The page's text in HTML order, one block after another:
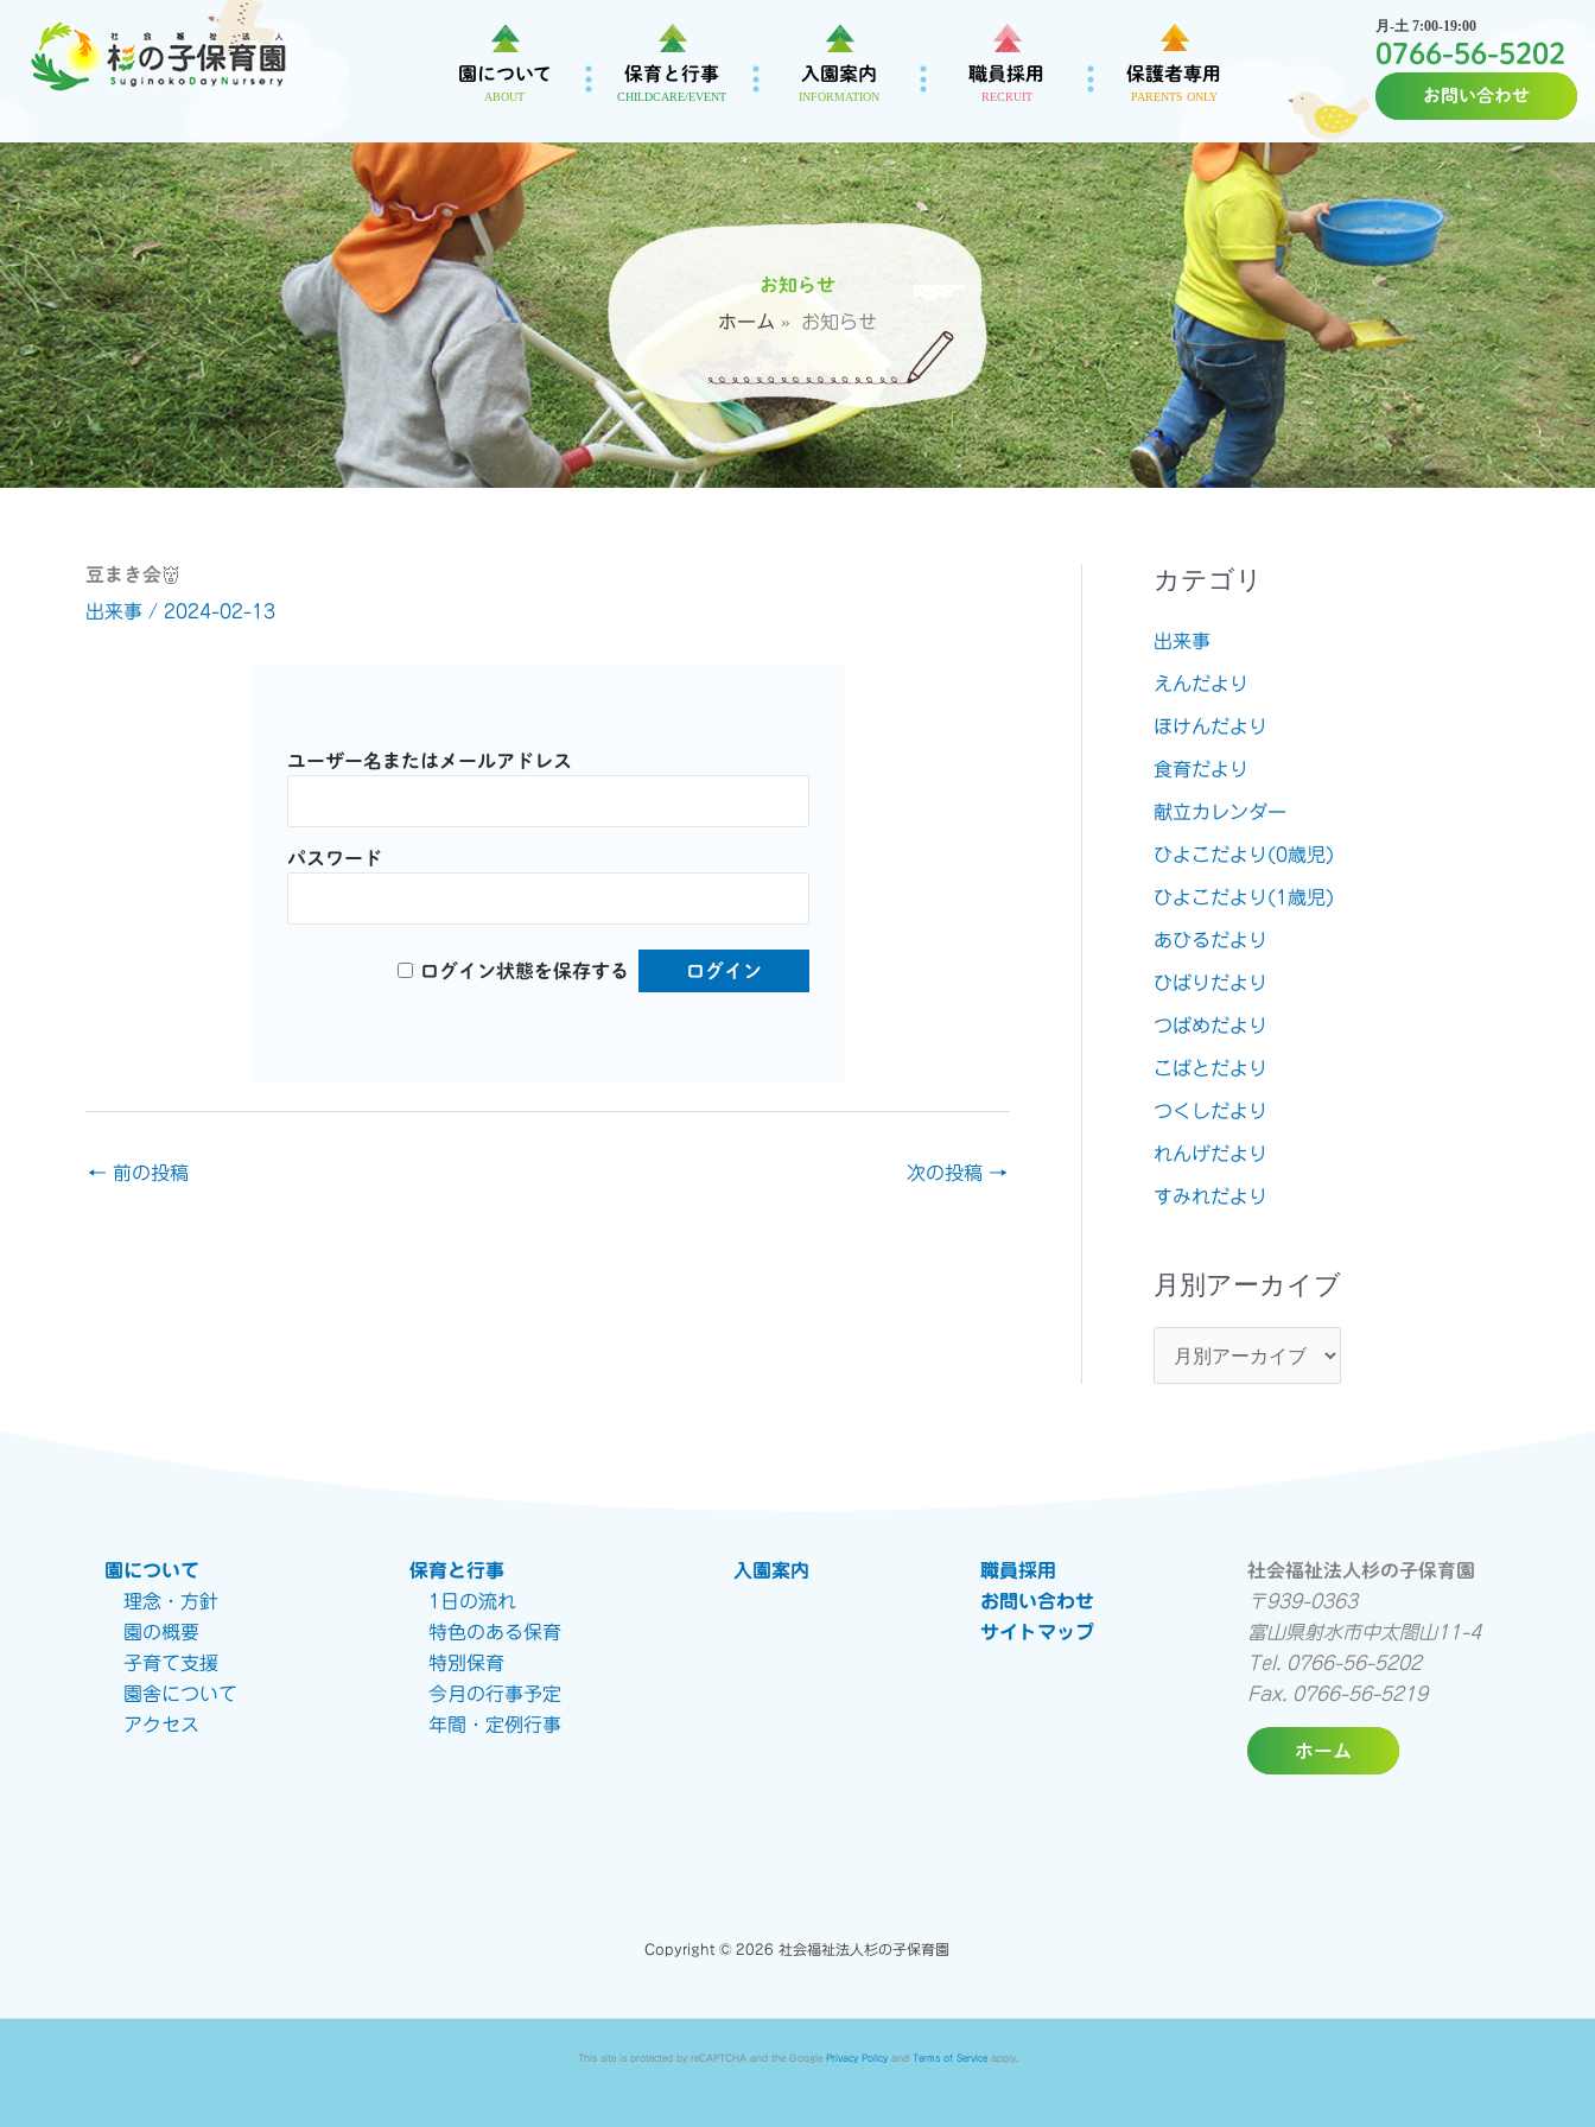
ッ
プ
園について
ABOUT
保育と行事
CHILDCARE/EVENT
入園案内
INFORMATION
職員採用
RECRUIT
保護者専用
PARENTS ONLY
月-土 7:00-19:00
0766-56-5202
お問い合わせ
お知らせ
ホーム
お知らせ
豆まき会👹
出来事 / 2024-02-13
ユーザー名またはメールアドレス
パスワード
ログイン状態を保存する
← 前の投稿 次の投稿 →
カテゴリ
出来事
えんだより
ほけんだより
食育だより
献立カレンダー
ひよこだより(0歳児)
ひよこだより(1歳児)
あひるだより
ひばりだより
つばめだより
こばとだより
つくしだより
れんげだより
すみれだより
月別アーカイブ
園について
理念・方針
園の概要
子育て支援
園舎について
アクセス
保育と行事
1日の流れ
特色のある保育
特別保育
今月の行事予定
年間・定例行事
入園案内
職員採用
お問い合わせ
サイトマップ
社会福祉法人杉の子保育園
〒939-0363
富山県射水市中太閤山11-4
Tel. 0766-56-5202
Fax. 0766-56-5219
ホーム
Copyright © 2026 社会福祉法人杉の子保育園
This site is protected by reCAPTCHA and the Google Privacy Policyand Terms of Serviceapply.